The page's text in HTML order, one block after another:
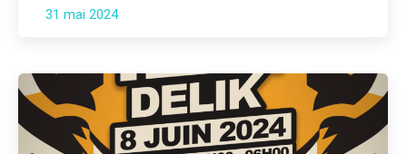
31 mai 2024